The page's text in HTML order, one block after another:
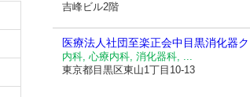
吉峰ビル2階
医療法人社団至楽正会中目黒消化器
内科, 心療内科, 消化器科, ...
東京都目黒区東山1丁目10-13